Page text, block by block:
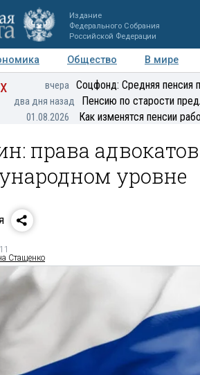
Издание
Федерального Собрания
Российской Федерации
Общество В мире
Мнения Регионы
вчера Соцфонд: Средняя пенсия
два дня назад Пенсию по старости
01.08.2026 Как изменятся пенсии
права
уровне
Стащенко